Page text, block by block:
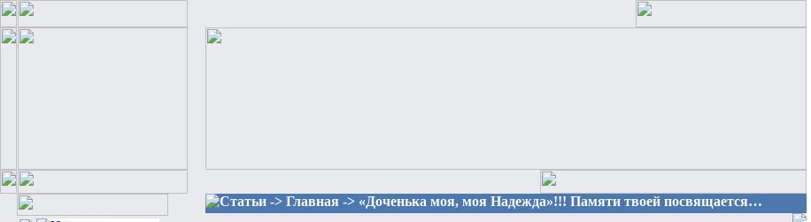
Статьи -> Главная -> «Доченька моя, моя Надежда»!!! Памяти твоей посвящается…